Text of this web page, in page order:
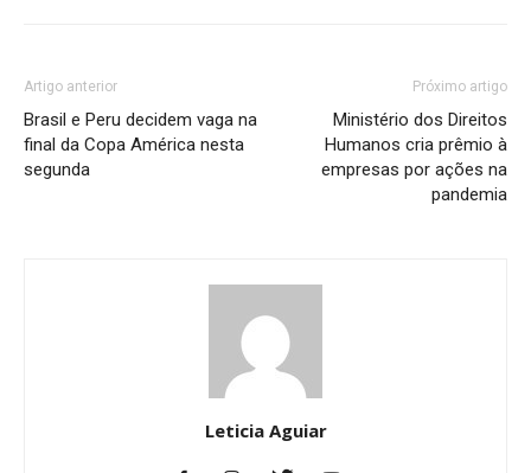
Artigo anterior
Brasil e Peru decidem vaga na
final da Copa América nesta
segunda
Próximo artigo
Ministério dos Direitos
Humanos cria prêmio à
empresas por ações na
pandemia
Leticia Aguiar